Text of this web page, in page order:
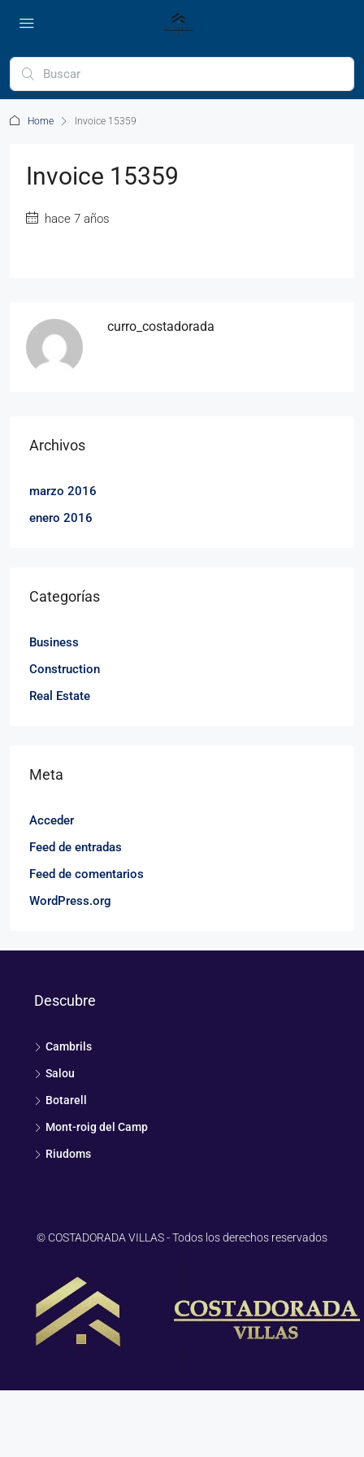
Home Invoice 15359
Invoice 15359
hace 7 años
curro_costadorada
Archivos
marzo 2016
enero 2016
Categorías
Business
Construction
Real Estate
Meta
Acceder
Feed de entradas
Feed de comentarios
WordPress.org
Descubre
Cambrils
Salou
Botarell
Mont-roig del Camp
Riudoms
© COSTADORADA VILLAS - Todos los derechos reservados